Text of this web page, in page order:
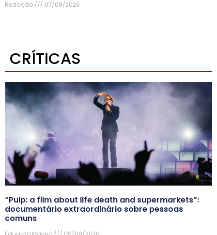
Redação 07/08/2026
CRÍTICAS
“Pulp: a film about life death and supermarkets”:
documentário extraordinário sobre pessoas
comuns